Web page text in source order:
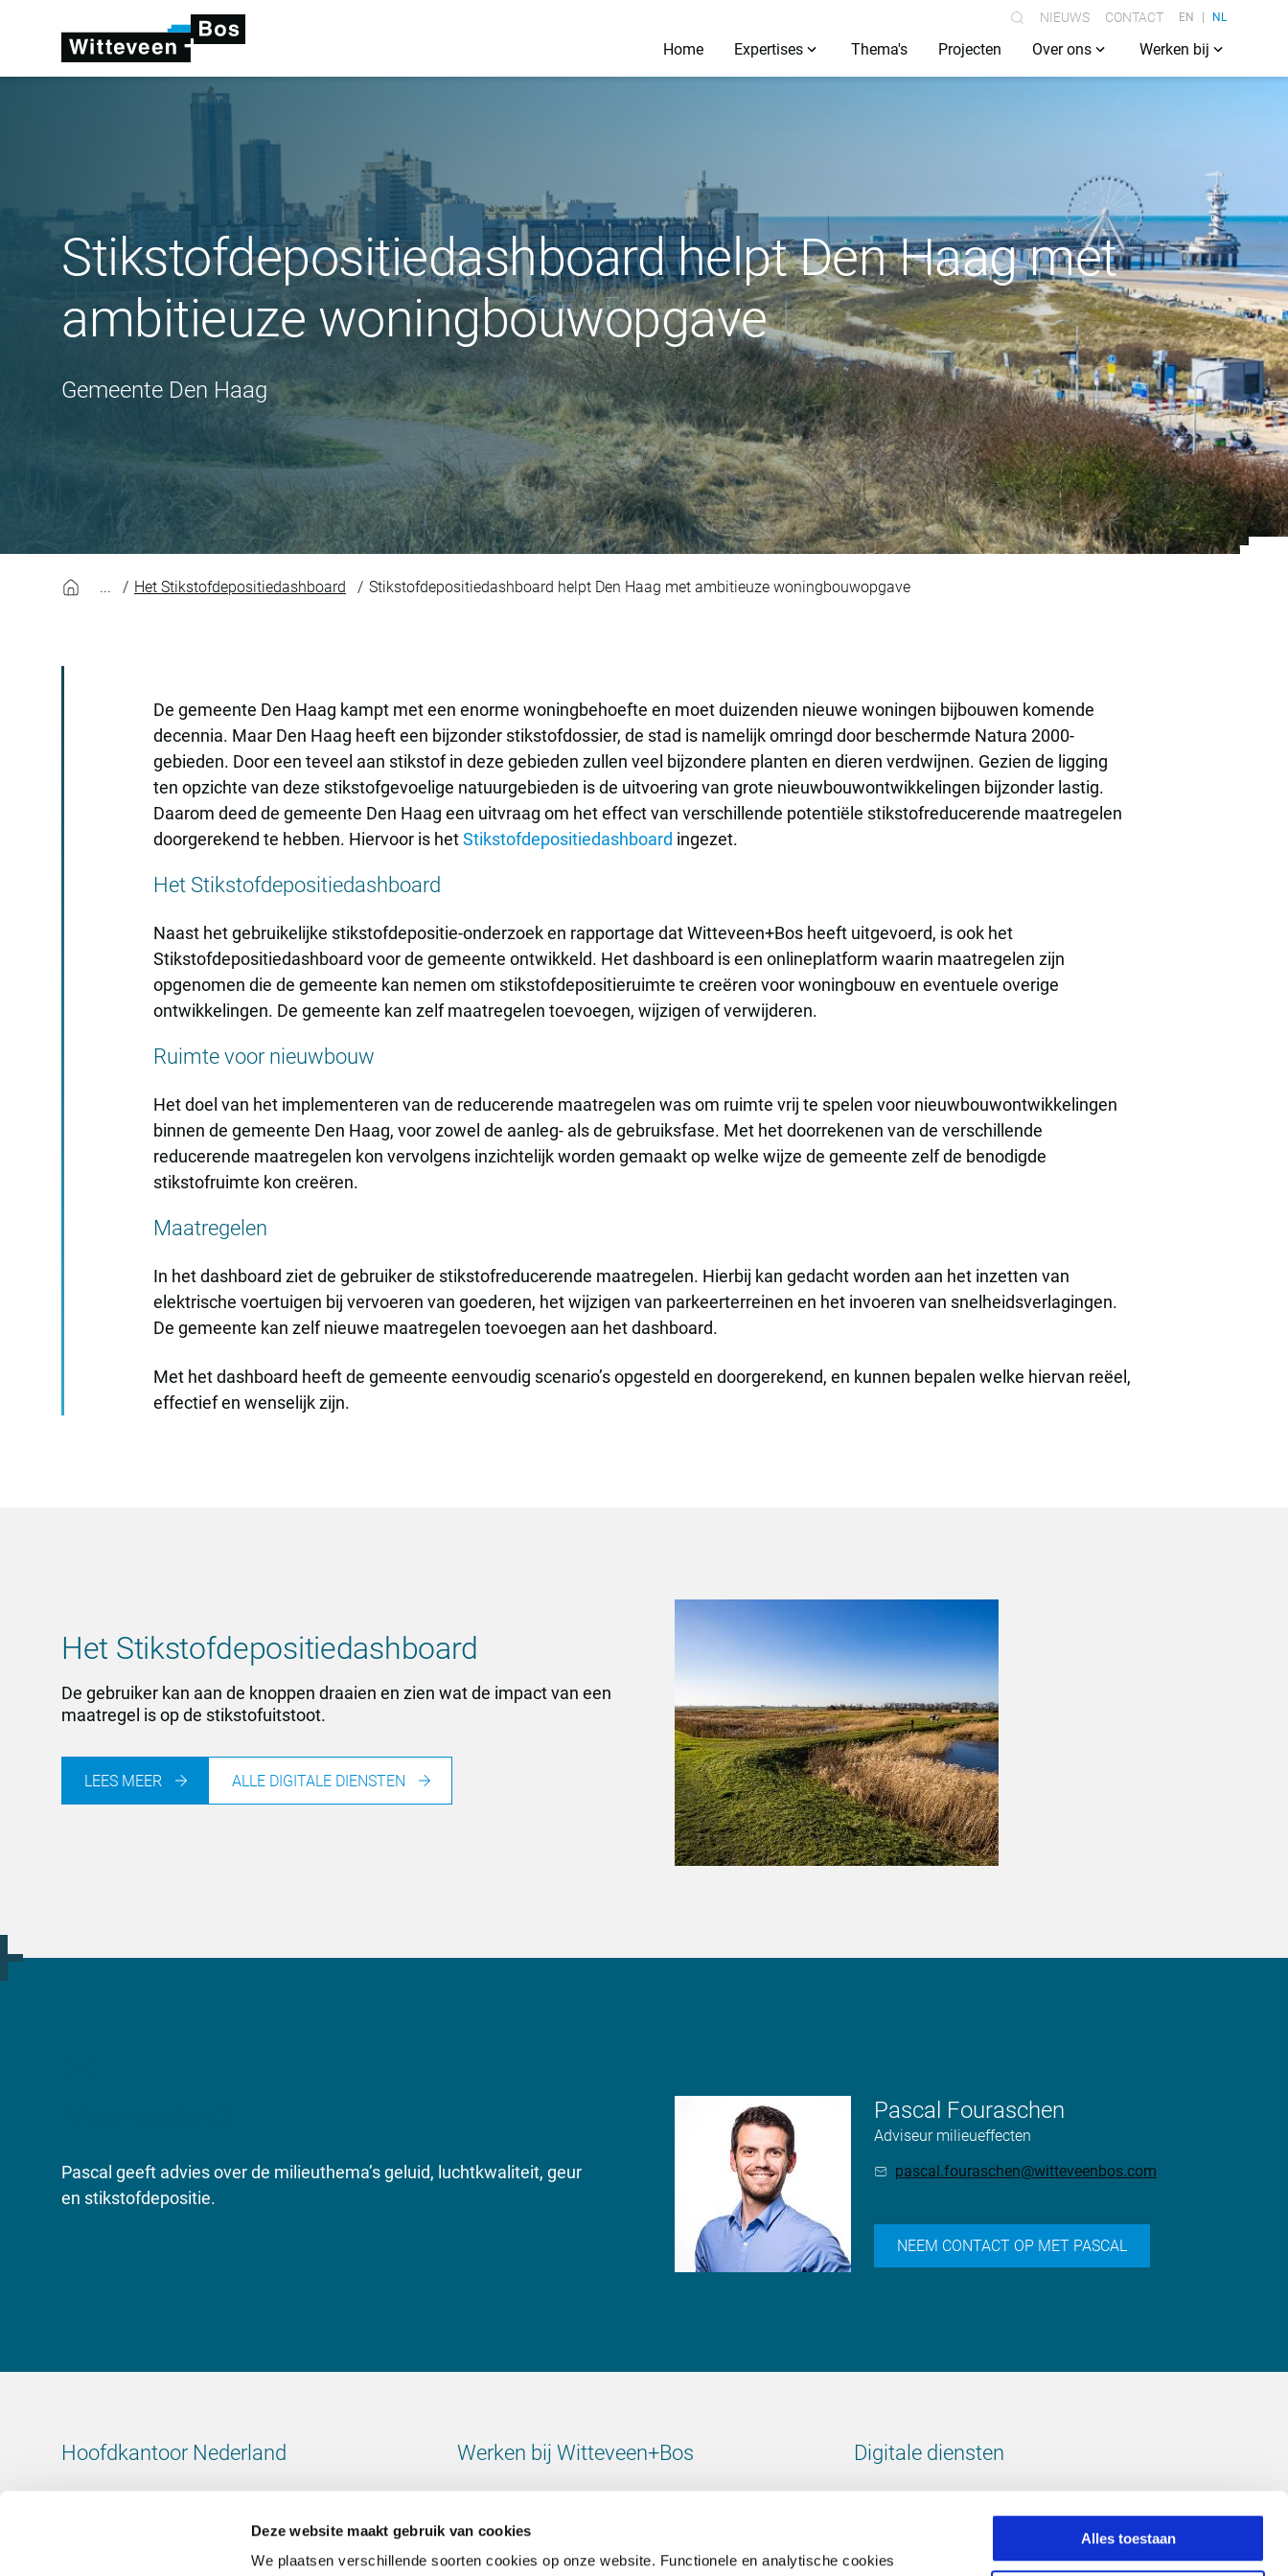
Deze website maakt gebruik van cookies
We plaatsen verschillende soorten cookies op onze website. Functionele en analytische cookies
Alles toestaan
NIEUWS CONTACT EN NL
Home Expertises Thema's Projecten Over ons Werken bij
Stikstofdepositiedashboard helpt Den Haag met
ambitieuze woningbouwopgave
Gemeente Den Haag
Stikstofdepositiedashboard helpt Den Haag met
Het Stikstofdepositiedashboard Stikstofdepositiedashboard helpt Den Haag met ambitieuze woningbouwopgave
De gemeente Den Haag kampt met een enorme woningbehoefte en moet duizenden nieuwe woningen bijbouwen komende
decennia. Maar Den Haag heeft een bijzonder stikstofdossier, de stad is namelijk omringd door beschermde Natura 2000-
gebieden. Door een teveel aan stikstof in deze gebieden zullen veel bijzondere planten en dieren verdwijnen. Gezien de ligging
ten opzichte van deze stikstofgevoelige natuurgebieden is de uitvoering van grote nieuwbouwontwikkelingen bijzonder lastig.
Daarom deed de gemeente Den Haag een uitvraag om het effect van verschillende potentiële stikstofreducerende maatregelen
doorgerekend te hebben. Hiervoor is hetStikstofdepositiedashboard ingezet.
Het Stikstofdepositiedashboard
Naast het gebruikelijke stikstofdepositie-onderzoek en rapportage dat Witteveen+Bos heeft uitgevoerd, is ook het
Stikstofdepositiedashboard voor de gemeente ontwikkeld. Het dashboard is een onlineplatform waarin maatregelen zijn
opgenomen die de gemeente kan nemen om stikstofdepositieruimte te creëren voor woningbouw en eventuele overige
ontwikkelingen. De gemeente kan zelf maatregelen toevoegen, wijzigen of verwijderen.
Ruimte voor nieuwbouw
Het doel van het implementeren van de reducerende maatregelen was om ruimte vrij te spelen voor nieuwbouwontwikkelingen
binnen de gemeente Den Haag, voor zowel de aanleg- als de gebruiksfase. Met het doorrekenen van de verschillende
reducerende maatregelen kon vervolgens inzichtelijk worden gemaakt op welke wijze de gemeente zelf de benodigde
stikstofruimte kon creëren.
Maatregelen
In het dashboard ziet de gebruiker de stikstofreducerende maatregelen. Hierbij kan gedacht worden aan het inzetten van
elektrische voertuigen bij vervoeren van goederen, het wijzigen van parkeerterreinen en het invoeren van snelheidsverlagingen.
De gemeente kan zelf nieuwe maatregelen toevoegen aan het dashboard.
Met het dashboard heeft de gemeente eenvoudig scenario’s opgesteld en doorgerekend, en kunnen bepalen welke hiervan reëel,
effectief en wenselijk zijn.
Het Stikstofdepositiedashboard
De gebruiker kan aan de knoppen draaien en zien wat de impact van een
maatregel is op de stikstofuitstoot.
LEES MEER ALLE DIGITALE DIENSTEN
Pascal geeft advies over de milieuthema’s geluid, luchtkwaliteit, geur
en stikstofdepositie.
Pascal Fouraschen
Adviseur milieueffecten
pascal.fouraschen@witteveenbos.com
NEEM CONTACT OP MET PASCAL
Hoofdkantoor Nederland Werken bij Witteveen+Bos Digitale diensten